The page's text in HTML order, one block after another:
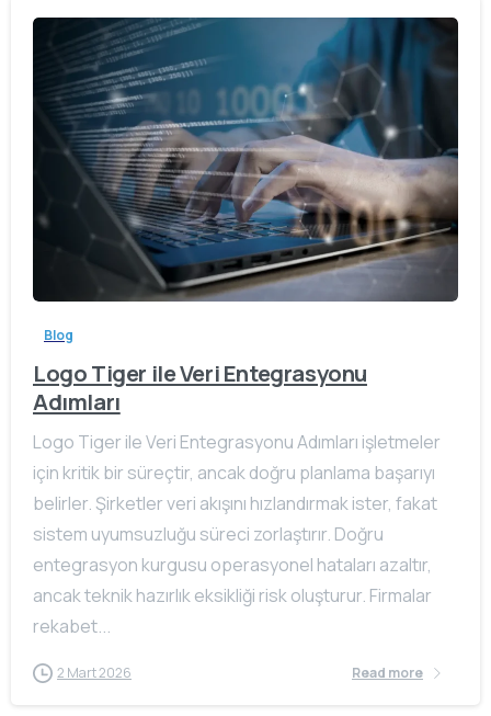
Blog
Logo Tiger ile Veri Entegrasyonu
Adımları
Logo Tiger ile Veri Entegrasyonu Adımları işletmeler
için kritik bir süreçtir, ancak doğru planlama başarıyı
belirler. Şirketler veri akışını hızlandırmak ister, fakat
sistem uyumsuzluğu süreci zorlaştırır. Doğru
entegrasyon kurgusu operasyonel hataları azaltır,
ancak teknik hazırlık eksikliği risk oluşturur. Firmalar
rekabet...
2 Mart 2026 Read more